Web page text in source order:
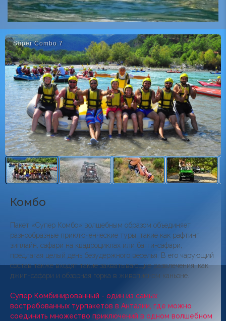
Süper Combo 7
Комбо
Пакет «Супер Комбо» волшебным образом объединяет
разнообразные приключенческие туры, такие как рафтинг,
зиплайн, сафари на квадроциклах или багги-сафари,
предлагая целый день безудержного веселья. В его чарующий
состав также входят такие захватывающие развлечения, как
джип-сафари и обзорная горка в живописном каньоне.
Супер Комбинированный - один из самых
востребованных турпакетов в Анталии, где можно
соединить множество приключений в одном волшебном